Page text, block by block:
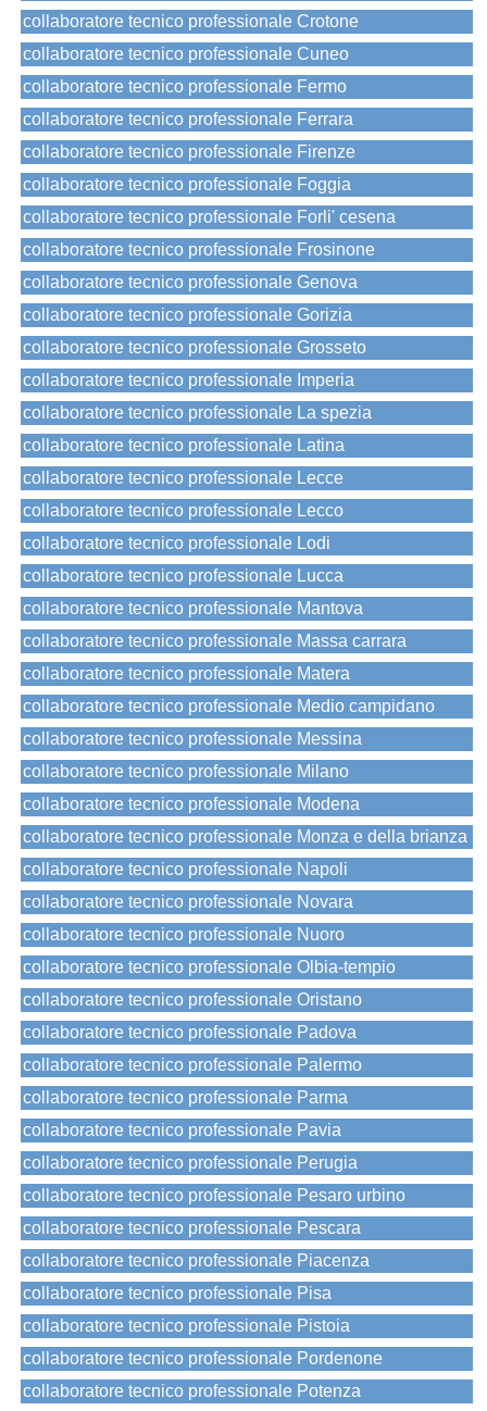
collaboratore tecnico professionale Crotone
collaboratore tecnico professionale Cuneo
collaboratore tecnico professionale Fermo
collaboratore tecnico professionale Ferrara
collaboratore tecnico professionale Firenze
collaboratore tecnico professionale Foggia
collaboratore tecnico professionale Forli' cesena
collaboratore tecnico professionale Frosinone
collaboratore tecnico professionale Genova
collaboratore tecnico professionale Gorizia
collaboratore tecnico professionale Grosseto
collaboratore tecnico professionale Imperia
collaboratore tecnico professionale La spezia
collaboratore tecnico professionale Latina
collaboratore tecnico professionale Lecce
collaboratore tecnico professionale Lecco
collaboratore tecnico professionale Lodi
collaboratore tecnico professionale Lucca
collaboratore tecnico professionale Mantova
collaboratore tecnico professionale Massa carrara
collaboratore tecnico professionale Matera
collaboratore tecnico professionale Medio campidano
collaboratore tecnico professionale Messina
collaboratore tecnico professionale Milano
collaboratore tecnico professionale Modena
collaboratore tecnico professionale Monza e della brianza
collaboratore tecnico professionale Napoli
collaboratore tecnico professionale Novara
collaboratore tecnico professionale Nuoro
collaboratore tecnico professionale Olbia-tempio
collaboratore tecnico professionale Oristano
collaboratore tecnico professionale Padova
collaboratore tecnico professionale Palermo
collaboratore tecnico professionale Parma
collaboratore tecnico professionale Pavia
collaboratore tecnico professionale Perugia
collaboratore tecnico professionale Pesaro urbino
collaboratore tecnico professionale Pescara
collaboratore tecnico professionale Piacenza
collaboratore tecnico professionale Pisa
collaboratore tecnico professionale Pistoia
collaboratore tecnico professionale Pordenone
collaboratore tecnico professionale Potenza